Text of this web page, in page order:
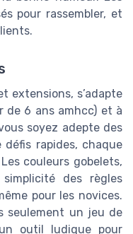
pour rassembler, et
extensions, s’adapte
de 6 ans amhcc) et à
soyez adepte des
défis rapides, chaque
couleurs gobelets,
des règles
pour les novices.
seulement un jeu de
outil ludique pour